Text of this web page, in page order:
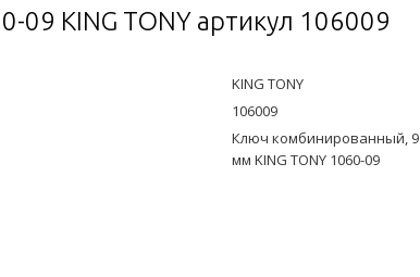
KING TONY артикул 106009
KING TONY
106009
Ключ комбинированный, 9
мм KING TONY 1060-09